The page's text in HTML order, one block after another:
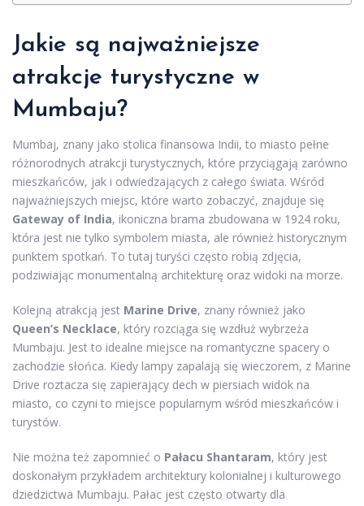
Jakie są najważniejsze
atrakcje turystyczne w
Mumbaju?
Mumbaj, znany jako stolica finansowa Indii, to miasto pełne
różnorodnych atrakcji turystycznych, które przyciągają zarówno
mieszkańców, jak i odwiedzających z całego świata. Wśród
najważniejszych miejsc, które warto zobaczyć, znajduje się
Gateway of India, ikoniczna brama zbudowana w 1924 roku,
która jest nie tylko symbolem miasta, ale również historycznym
punktem spotkań. To tutaj turyści często robią zdjęcia,
podziwiając monumentalną architekturę oraz widoki na morze.
Kolejną atrakcją jest Marine Drive, znany również jako
Queen’s Necklace, który rozciąga się wzdłuż wybrzeża
Mumbaju. Jest to idealne miejsce na romantyczne spacery o
zachodzie słońca. Kiedy lampy zapalają się wieczorem, z Marine
Drive roztacza się zapierający dech w piersiach widok na
miasto, co czyni to miejsce popularnym wśród mieszkańców i
turystów.
Nie można też zapomnieć o Pałacu Shantaram, który jest
doskonałym przykładem architektury kolonialnej i kulturowego
dziedzictwa Mumbaju. Pałac jest często otwarty dla